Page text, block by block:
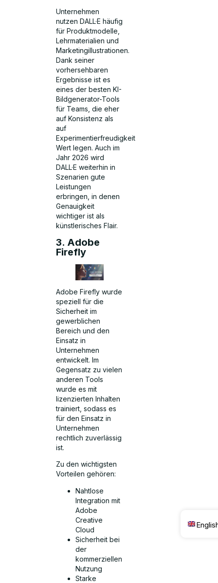
Unternehmen
nutzen DALL·E häufig
für Produktmodelle,
Lehrmaterialien und
Marketingillustrationen.
Dank seiner
vorhersehbaren
Ergebnisse ist es
eines der besten KI-
Bildgenerator-Tools
für Teams, die eher
auf Konsistenz als
auf
Experimentierfreudigkeit
Wert legen. Auch im
Jahr 2026 wird
DALL·E weiterhin in
Szenarien gute
Leistungen
erbringen, in denen
Genauigkeit
wichtiger ist als
künstlerisches Flair.
3. Adobe
Firefly
Adobe Firefly wurde
speziell für die
Sicherheit im
gewerblichen
Bereich und den
Einsatz in
Unternehmen
entwickelt. Im
Gegensatz zu vielen
anderen Tools
wurde es mit
lizenzierten Inhalten
trainiert, sodass es
für den Einsatz in
Unternehmen
rechtlich zuverlässig
ist.
Zu den wichtigsten
Vorteilen gehören:
Nahtlose
Integration mit
Adobe
Creative
Cloud
Sicherheit bei
der
kommerziellen
Nutzung
Starke